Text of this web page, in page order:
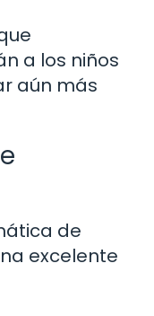
a los niños
aún más
de
excelente